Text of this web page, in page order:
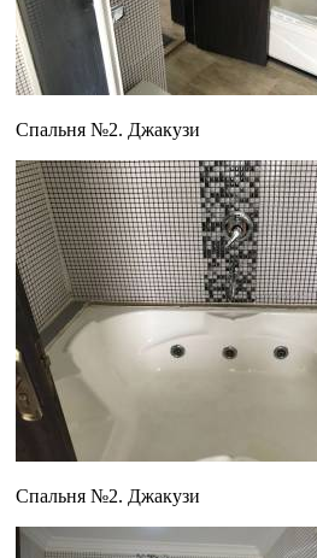
Спальня №2. Джакузи
Спальня №2. Джакузи